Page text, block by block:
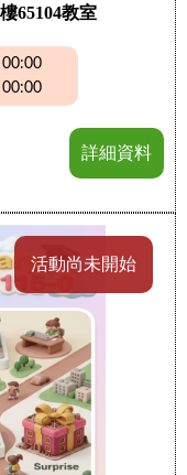
65104教室
詳細資料
活動尚未開始